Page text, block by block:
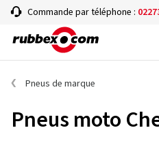
Commande par téléphone :
Pneus de marque
Pneus moto